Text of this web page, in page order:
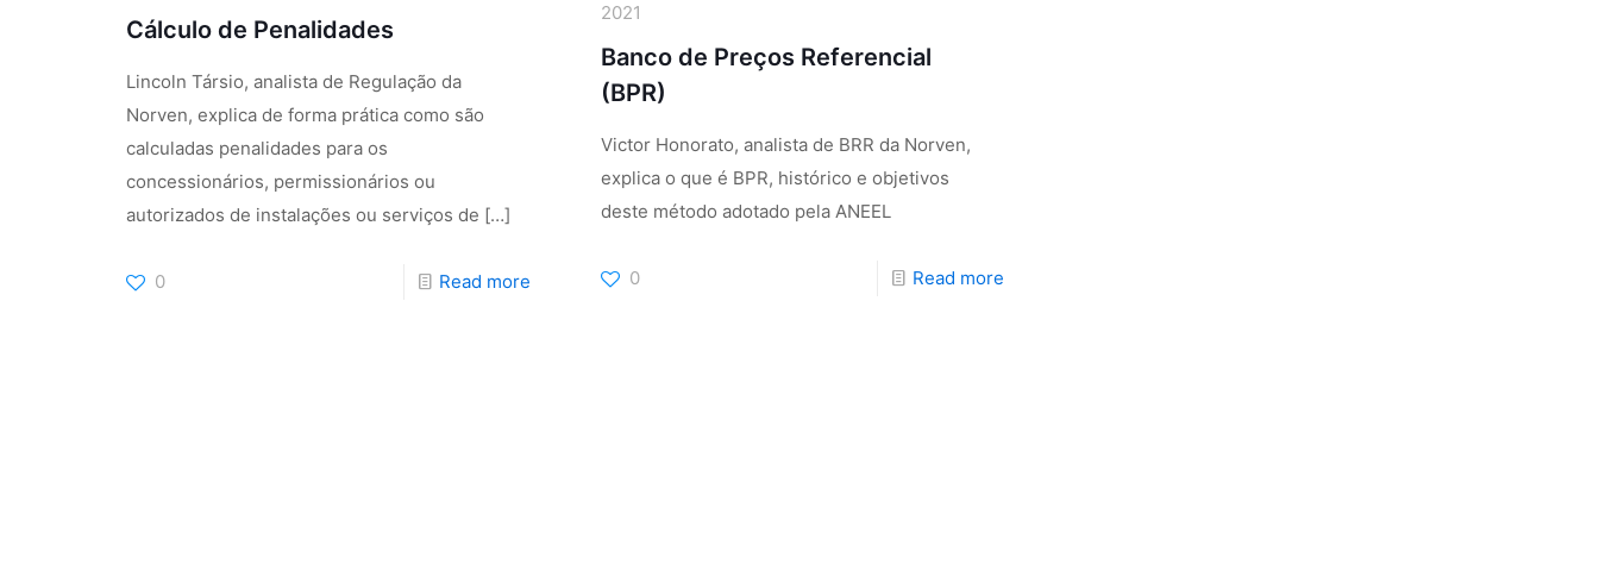
Cálculo de Penalidades
Lincoln Társio, analista de Regulação da
Norven, explica de forma prática como são
calculadas penalidades para os
concessionários, permissionários ou
autorizados de instalações ou serviços de […]
0 Read more
2021
Banco de Preços Referencial
(BPR)
Victor Honorato, analista de BRR da Norven,
explica o que é BPR, histórico e objetivos
deste método adotado pela ANEEL
0 Read more